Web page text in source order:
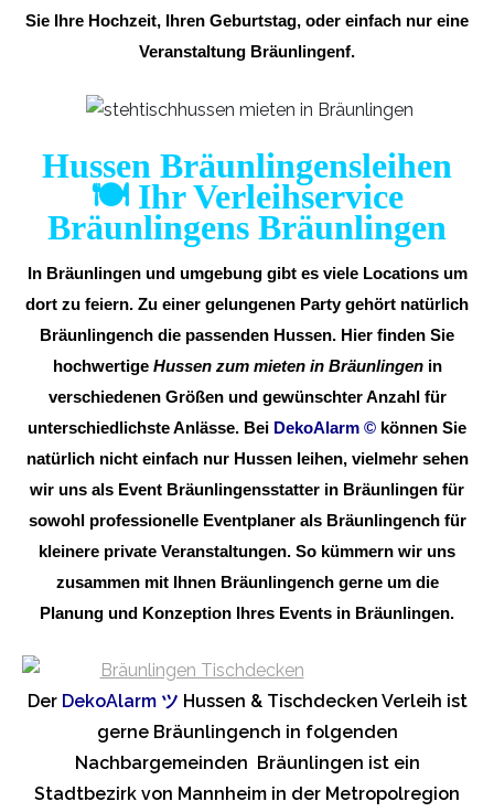
Sie Ihre Hochzeit, Ihren Geburtstag, oder einfach nur eine
Veranstaltung Bräunlingenf.
Hussen Bräunlingensleihen
🍽️ Ihr Verleihservice
Bräunlingens Bräunlingen
In Bräunlingen und umgebung gibt es viele Locations um
dort zu feiern. Zu einer gelungenen Party gehört natürlich
Bräunlingench die passenden Hussen. Hier finden Sie
hochwertige Hussen zum mieten in Bräunlingenin
verschiedenen Größen und gewünschter Anzahl für
unterschiedlichste Anlässe. Bei DekoAlarm © können Sie
natürlich nicht einfach nur Hussen leihen, vielmehr sehen
wir uns als Event Bräunlingensstatter in Bräunlingen für
sowohl professionelle Eventplaner als Bräunlingench für
kleinere private Veranstaltungen. So kümmern wir uns
zusammen mit Ihnen Bräunlingench gerne um die
Planung und Konzeption Ihres Events in Bräunlingen.
Der DekoAlarm ツ Hussen & Tischdecken Verleih ist
gerne Bräunlingench in folgenden
Nachbargemeinden Bräunlingen ist ein
Stadtbezirk von Mannheim in der Metropolregion